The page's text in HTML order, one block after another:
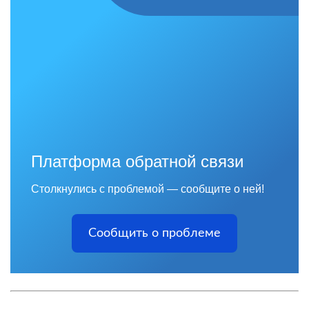
Платформа обратной связи
Столкнулись с проблемой — сообщите о ней!
Сообщить о проблеме